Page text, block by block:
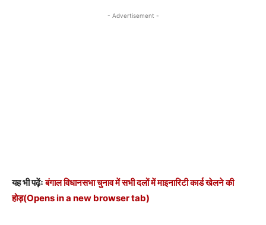
- Advertisement -
यह भी पढ़ेंःबंगाल विधानसभा चुनाव में सभी दलों में माइनारिटी कार्ड खेलने की
होड़(Opens in a new browser tab)